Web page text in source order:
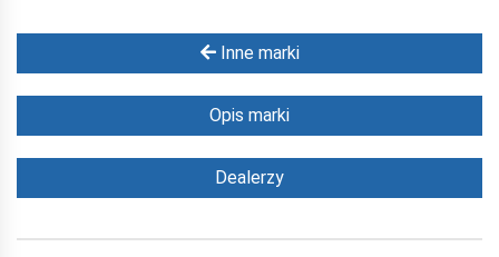
Inne marki
Opis marki
Dealerzy